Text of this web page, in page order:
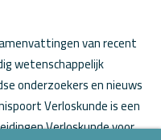
van recent
wetenschappelijk
onderzoekers en nieuws
Verloskunde is een
Verloskunde voor